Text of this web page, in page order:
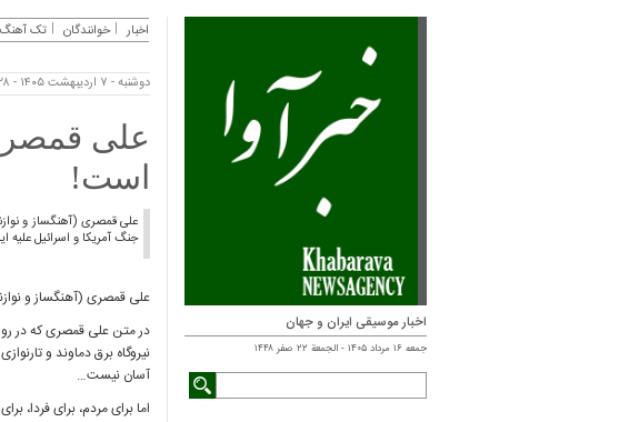
اخبار موسیقی ایران و جهان
جمعه ۱۶ مرداد ۱۴۰۵ - الجمعة ۲۲ صفر ۱۴۴۸
اخبار خوانندگان تک
دوشنبه - ۷ اردیبهشت ۱۴۰۵ - ۱۰:۲۸
علی
است!
علی قمصری (آهنگساز و
جنگ آمریکا و اسرائیل علیه
علی قمصری (آهنگساز و
در متن علی قمصری که در
نیروگاه برق دماوند و
آسان نیست…
اما برای مردم، برای فردا،